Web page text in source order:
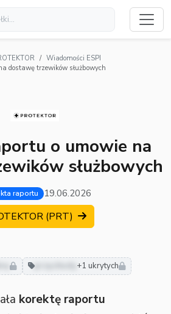
Wiadomości ESPI
dostawę trzewików służbowych
o umowie na
służbowych
raportu 19.06.2026
(PRT)
przychody +1 ukrytych
korektę raportu